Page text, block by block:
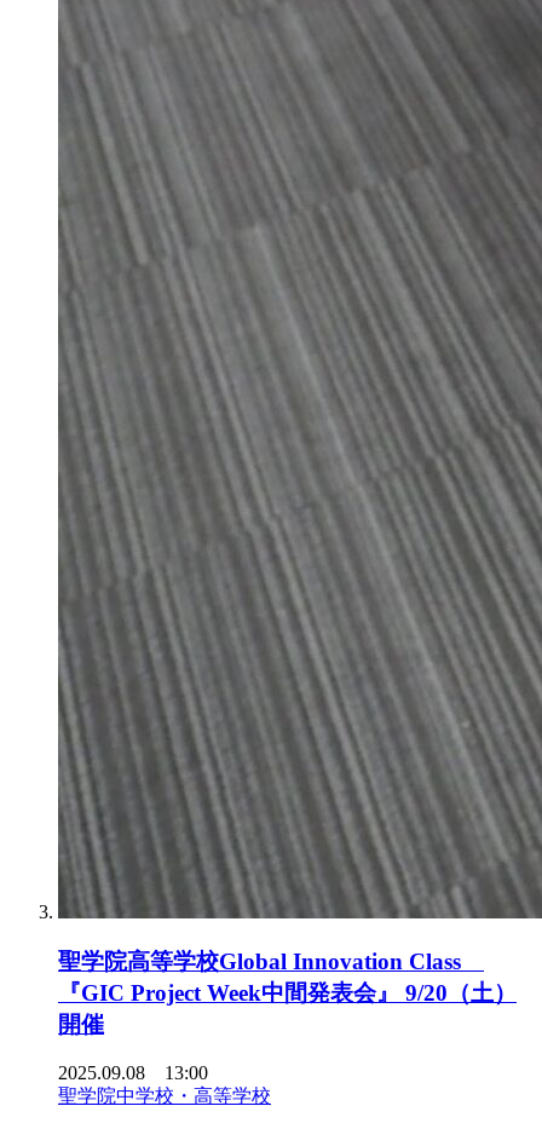
聖学院高等学校Global Innovation Class
『GIC Project Week中間発表会』 9/20（土）
開催
2025.09.08 13:00
聖学院中学校・高等学校